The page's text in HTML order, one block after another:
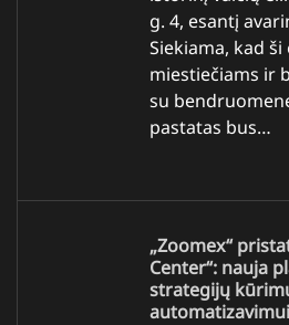
g. 4, esantį
Siekiama, kad
miestiečiams ir
su
pastatas bus…
„Zoomex“
Center“: nauja
strategijų
automatizavimui